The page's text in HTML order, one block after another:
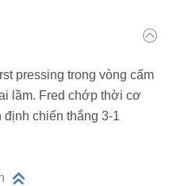
pressing trong vòng cấm
lầm. Fred chớp thời cơ
định chiến thắng 3-1